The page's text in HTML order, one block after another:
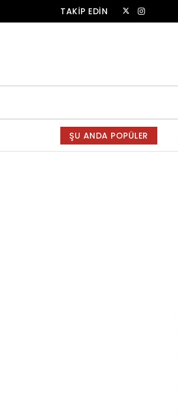
Skip to contentTAKİP EDİN
ŞU ANDA POPÜLER